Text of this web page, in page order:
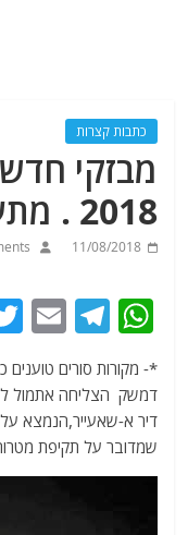
כתבות קצרות
2018 . מתעדכן
11/08/2018
W
at
s
A
p
T
e
g
ra
m
E
ai
l
*- מקורות סורים
דמשק הצליחה אתמול
דיר א-שאעייר,הנמצא
שמדובר על תקיפת